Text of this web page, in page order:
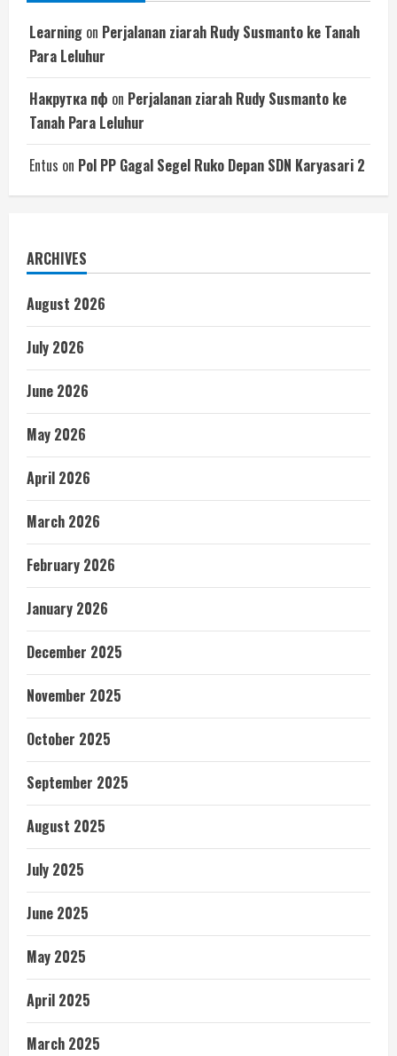
Learning on Perjalanan ziarah Rudy Susmanto ke Tanah
Para Leluhur
Накрутка пф on Perjalanan ziarah Rudy Susmanto ke
Tanah Para Leluhur
Entus on Pol PP Gagal Segel Ruko Depan SDN Karyasari 2
ARCHIVES
August 2026
July 2026
June 2026
May 2026
April 2026
March 2026
February 2026
January 2026
December 2025
November 2025
October 2025
September 2025
August 2025
July 2025
June 2025
May 2025
April 2025
March 2025